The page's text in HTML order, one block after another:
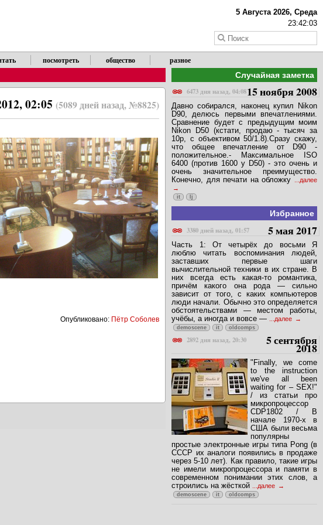
5 Августа 2026, Среда
23:42:03
посмотреть общество разное
02:05 (5089 дней назад, №8825)
Опубликовано: Пётр Соболев
Случайная заметка
6473 дня назад, 04:0815 ноября 2008
Давно собирался, наконец купил Nikon
D90, делюсь первыми впечатлениями.
Сравнение будет с предыдущим моим
Nikon D50 (кстати, продаю - тысяч за
10р, с объективом 50/1.8).Сразу скажу,
что общее впечатление от D90 -
положительное.- Максимальное ISO
6400 (против 1600 у D50) - это очень и
очень значительное преимущество.
Конечно, для печати на обложку ...далее
it lj
Избранное
3380 дней назад, 01:57
5 мая 2017
Часть 1: От четырёх до восьми Я
люблю читать воспоминания людей,
заставших первые шаги
вычислительной техники в их стране. В
них всегда есть какая-то романтика,
причём какого она рода — сильно
зависит от того, с каких компьютеров
люди начали. Обычно это определяется
обстоятельствами — местом работы,
учёбы, а иногда и вовсе —
...далее
demoscene it oldcomps
2892 дня назад, 20:30 5 сентября
2018
"Finally, we come
to the instruction
we've all been
waiting for – SEX!"
/ из статьи про
микропроцессор
CDP1802 / В
начале 1970-х в
США были весьма
популярны
простые электронные игры типа Pong (в
СССР их аналоги появились в продаже
через 5-10 лет). Как правило, такие игры
не имели микропроцессора и памяти в
современном понимании этих слов, а
строились на жёсткой
...далее
demoscene it oldcomps